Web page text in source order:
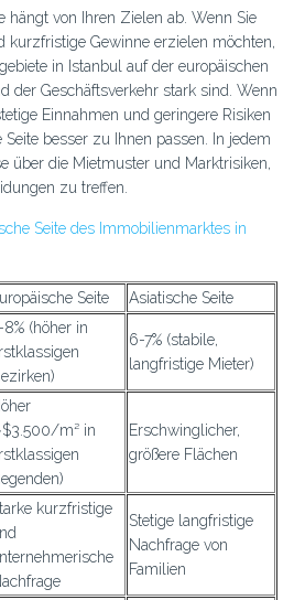
hängt von Ihren Zielen ab. Wenn Sie
kurzfristige Gewinne erzielen möchten,
in Istanbul auf der europäischen
der Geschäftsverkehr stark sind. Wenn
Einnahmen und geringere Risiken
Seite besser zu Ihnen passen. In jedem
über die Mietmuster und Marktrisiken,
zu treffen.
Seite des Immobilienmarktes in
Seite Asiatische Seite
8% (höher in
6-7% (stabile,
langfristige Mieter)
m² in
Erschwinglicher,
größere Flächen
kurzfristige
Stetige langfristige
Nachfrage von
Familien